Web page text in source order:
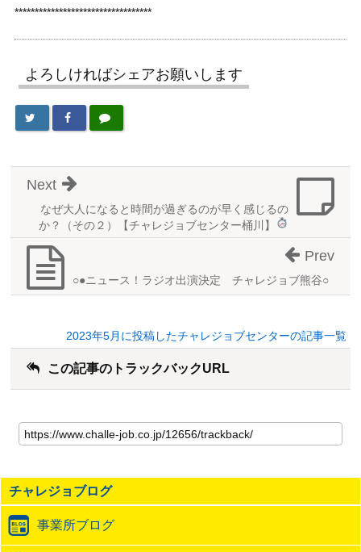
**********************************
よろしければシェアお願いします
なぜ大人になると時間が過ぎるのが早く感じるの
か？
（その２）【チャレジョブセンター桶川】
Next
○●ニュース！ラジオ出演決定 チャレジョブ熊谷○
Prev
2023年5月に投稿したチャレジョブセンターの記事一覧
この記事のトラックバックURL
の
記
の
ト
ッ
ク
チャレジョブログ
事業所ブログ